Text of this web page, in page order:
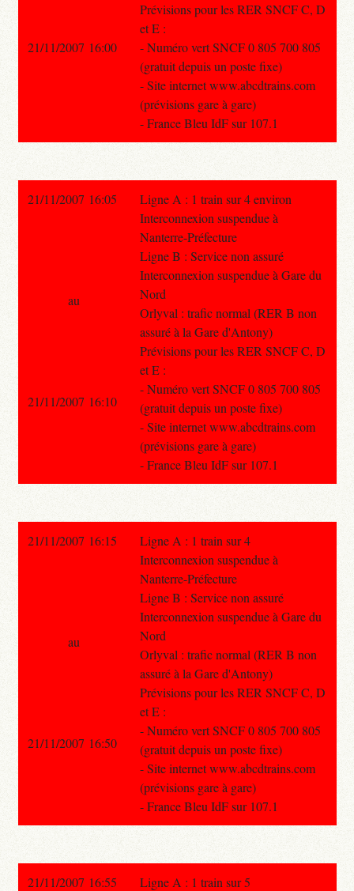
Prévisions pour les RER SNCF C, D
et E :
- Numéro vert SNCF 0 805 700 805
(gratuit depuis un poste fixe)
- Site internet www.abcdtrains.com
(prévisions gare à gare)
- France Bleu IdF sur 107.1
21/11/2007 16:00
21/11/2007 16:05
Ligne A : 1 train sur 4 environ
Interconnexion suspendue à
Nanterre-Préfecture
Ligne B : Service non assuré
Interconnexion suspendue à Gare du
Nord
Orlyval : trafic normal (RER B non
assuré à la Gare d'Antony)
Prévisions pour les RER SNCF C, D
et E :
- Numéro vert SNCF 0 805 700 805
(gratuit depuis un poste fixe)
- Site internet www.abcdtrains.com
(prévisions gare à gare)
- France Bleu IdF sur 107.1
au
21/11/2007 16:10
21/11/2007 16:15
Ligne A : 1 train sur 4
Interconnexion suspendue à
Nanterre-Préfecture
Ligne B : Service non assuré
Interconnexion suspendue à Gare du
Nord
Orlyval : trafic normal (RER B non
assuré à la Gare d'Antony)
Prévisions pour les RER SNCF C, D
et E :
- Numéro vert SNCF 0 805 700 805
(gratuit depuis un poste fixe)
- Site internet www.abcdtrains.com
(prévisions gare à gare)
- France Bleu IdF sur 107.1
au
21/11/2007 16:50
21/11/2007 16:55
Ligne A : 1 train sur 5